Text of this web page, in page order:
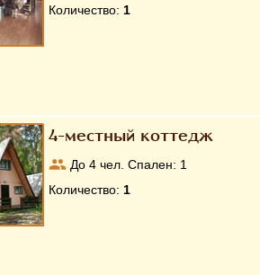
Количество: 1
4-местный коттедж
До 4 чел. Спален: 1
Количество: 1